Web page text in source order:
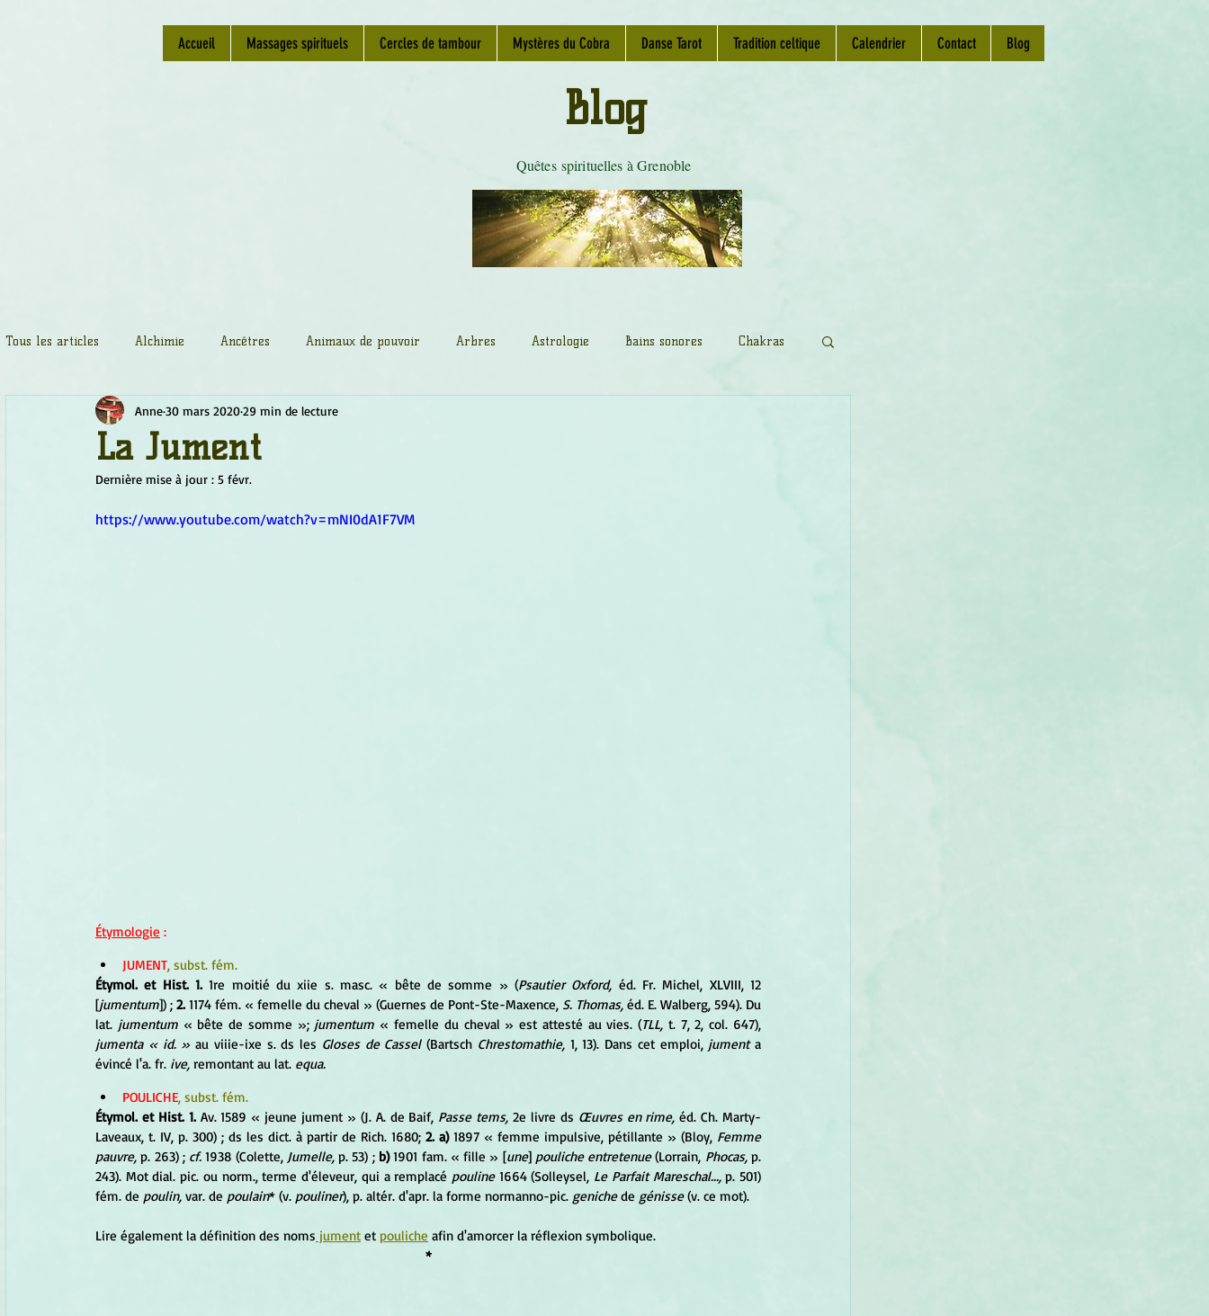
Accueil Massages spirituels Cercles de tambour Mystères du Cobra Danse Tarot Tradition celtique Calendrier Contact Blog
Quêtes spirituelles à Grenoble
Blog
Tous les articles Alchimie Ancêtres Animaux de pouvoir Arbres Astrologie Bains sonores Chakras
Chamanisme Champignons Conscience
Fleurs de Bach Géométrie sacrée
La Jument
Anne30 mars 202029 min de lecture
Dernière mise à jour : 5 févr.
https://www.youtube.com/watch?v=mNI0dA1F7VM
Étymologie :
JUMENT, subst. fém.
Étymol. et Hist. 1. 1re moitié du xiie s. masc. « bête de somme » (Psautier Oxford, éd. Fr. Michel, XLVIII, 12
[jumentum]) ; 2. 1174 fém. « femelle du cheval » (Guernes de Pont-Ste-Maxence, S. Thomas, éd. E. Walberg, 594). Du
lat. jumentum « bête de somme »; jumentum « femelle du cheval » est attesté au vies. (TLL,
jumenta « id. » au viiie-ixe s. ds les Gloses de Cassel (Bartsch Chrestomathie, 1, 13). Dans cet emploi, jument a
évincé l'a. fr. ive, remontant au lat. equa.
POULICHE, subst. fém.
Étymol. et Hist. 1. Av. 1589 « jeune jument » (J. A. de Baif, Passe tems, 2e livre ds Œuvres en rime, éd. Ch. Marty-
Laveaux, t. IV, p. 300) ; ds les dict. à partir de Rich. 1680; 2. a) 1897 « femme impulsive, pétillante » (Bloy, Femme
pauvre, p. 263) ; cf. 1938 (Colette, Jumelle, p. 53) ; b) 1901 fam. « fille » [une] pouliche entretenue (Lorrain, Phocas, p.
243). Mot dial. pic. ou norm., terme d'éleveur, qui a remplacé pouline 1664 (Solleysel, Le Parfait Mareschal..., p. 501)
fém. de poulin, var. de poulain* (v. pouliner), p. altér. d'apr. la forme normanno-pic. geniche de génisse (v. ce mot).
Lire également la définition des noms jument et pouliche afin d'amorcer la réflexion symbolique.
*